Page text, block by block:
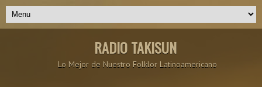
RADIO TAKISUN
Lo Mejor de Nuestro Folklor Latinoamericano